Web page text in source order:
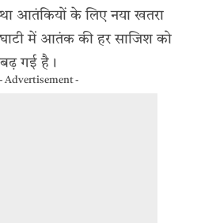
आतंकियों के लिए नया खतरा
में आतंक की हर साजिश को
बढ़ गई है।
- Advertisement -